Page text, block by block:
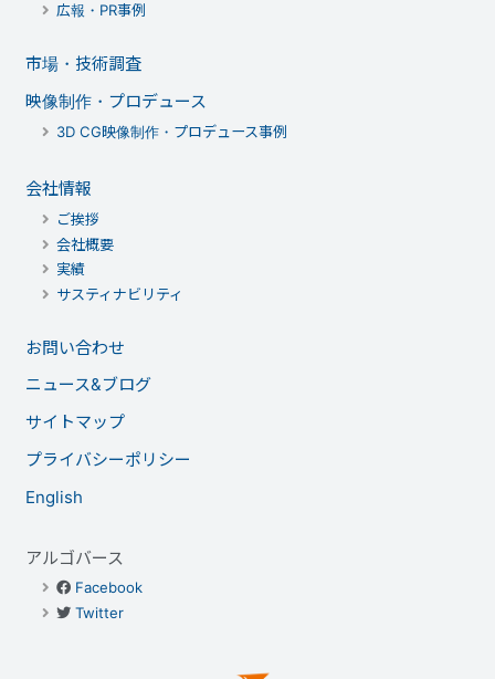
広報・PR事例
市場・技術調査
映像制作・プロデュース
3D CG映像制作・プロデュース事例
会社情報
ご挨拶
会社概要
実績
サスティナビリティ
お問い合わせ
ニュース&ブログ
サイトマップ
プライバシーポリシー
English
アルゴバース
Facebook
Twitter